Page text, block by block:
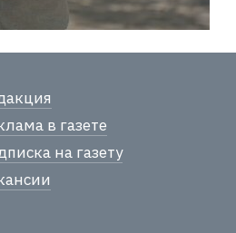
в газете
на газету